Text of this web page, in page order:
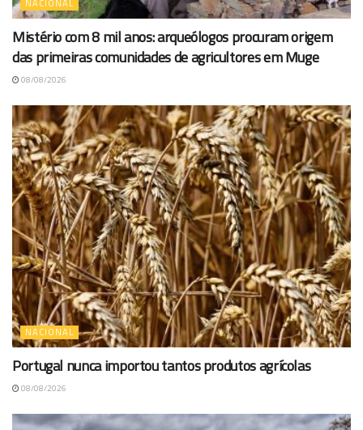
NACIONAL
Mistério com 8 mil anos: arqueólogos procuram origem
das primeiras comunidades de agricultores em Muge
08/08/2026
NACIONAL
Portugal nunca importou tantos produtos agrícolas
08/08/2026